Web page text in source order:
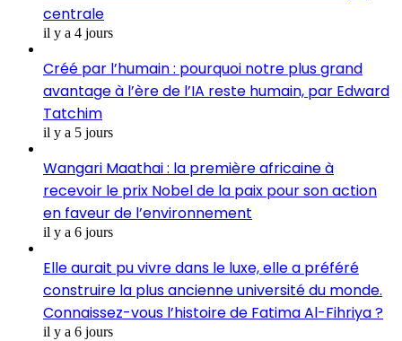
centrale
il y a 4 jours
Créé par l’humain : pourquoi notre plus grand
avantage à l’ère de l’IA reste humain, par Edward
Tatchim
il y a 5 jours
Wangari Maathai : la première africaine à
recevoir le prix Nobel de la paix pour son action
en faveur de l’environnement
il y a 6 jours
Elle aurait pu vivre dans le luxe, elle a préféré
construire la plus ancienne université du monde.
Connaissez-vous l’histoire de Fatima Al-Fihriya ?
il y a 6 jours